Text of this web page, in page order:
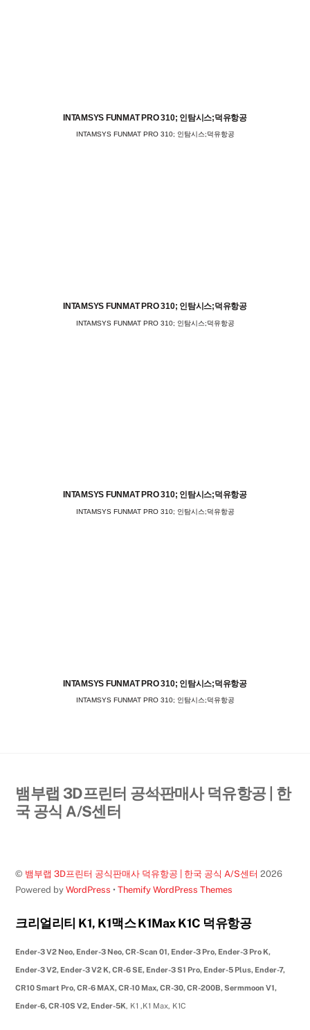
INTAMSYS FUNMAT PRO 310; 인탐시스;덕유항공
INTAMSYS FUNMAT PRO 310; 인탐시스;덕유항공
INTAMSYS FUNMAT PRO 310; 인탐시스;덕유항공
INTAMSYS FUNMAT PRO 310; 인탐시스;덕유항공
INTAMSYS FUNMAT PRO 310; 인탐시스;덕유항공
INTAMSYS FUNMAT PRO 310; 인탐시스;덕유항공
INTAMSYS FUNMAT PRO 310; 인탐시스;덕유항공
INTAMSYS FUNMAT PRO 310; 인탐시스;덕유항공
Back
뱀부랩 3D프린터 공식판매사 덕유항공 | 한
국 공식 A/S센터
© 뱀부랩 3D프린터 공식판매사 덕유항공 | 한국 공식 A/S센터 2026
Powered byWordPress •Themify WordPress Themes
크리얼리티 K1, K1맥스 K1Max K1C 덕유항공
Ender-3 V2 Neo, Ender-3 Neo, CR-Scan 01, Ender-3 Pro, Ender-3 Pro K,
Ender-3 V2, Ender-3 V2 K, CR-6 SE, Ender-3 S1 Pro, Ender-5 Plus, Ender-7,
CR10 Smart Pro, CR-6 MAX, CR-10 Max, CR-30, CR-200B, Sermmoon V1,
Ender-6, CR-10S V2, Ender-5K, K1 ,K1 Max, K1C